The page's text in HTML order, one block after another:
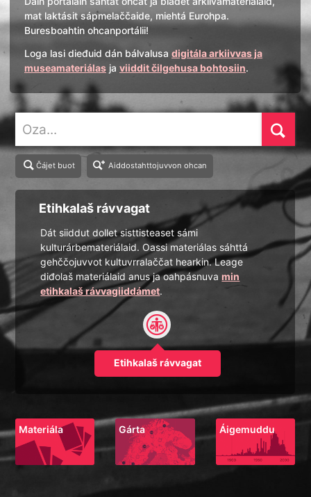
mat laktásit sápmelaččaide, miehtá Eurohpa.
Buresboahtin ohcanportálii!
Loga lasi dieđuid dán bálvalusa digitála arkiivvas ja
museamateriálas ja viiddit čilgehusa bohtosiin.
Čájet buot Aiddostahttojuvvon ohcan
Etihkalaš rávvagat
Dát siiddut dollet sisttisteaset sámi
kulturárbemateriálaid. Oassi materiálas sáhttá
gehččojuvvot kultuvrralaččat hearkin. Leage
diđolaš materiálaid anus ja oahpásnuvamin
etihkalaš rávvagiiddámet.
Etihkalaš rávvagat
Materiála Gárta Áigemuddu